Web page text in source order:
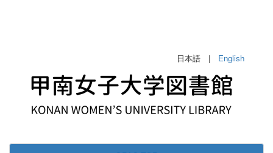
日本語 | English